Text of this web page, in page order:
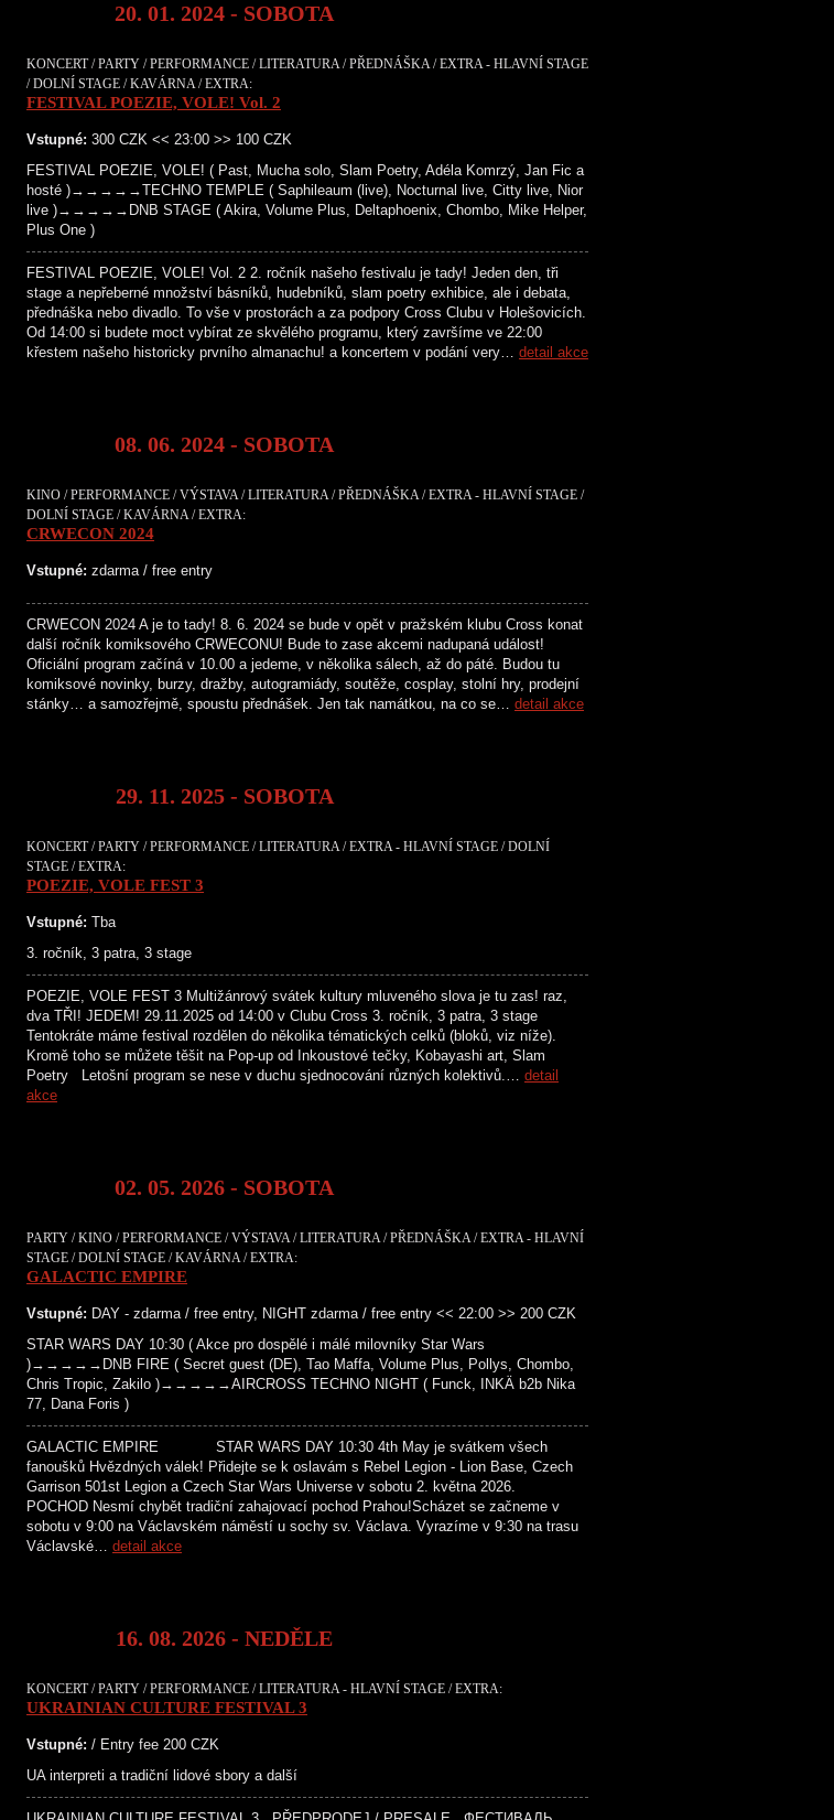
20. 01. 2024 - SOBOTA
KONCERT / PARTY / PERFORMANCE / LITERATURA / PŘEDNÁŠKA / EXTRA - HLAVNÍ STAGE
/ DOLNÍ STAGE / KAVÁRNA / EXTRA:
FESTIVAL POEZIE, VOLE! Vol. 2
Vstupné: 300 CZK << 23:00 >> 100 CZK
FESTIVAL POEZIE, VOLE! ( Past, Mucha solo, Slam Poetry, Adéla Komrzý, Jan Fic a
hosté )→→→→→TECHNO TEMPLE ( Saphileaum (live), Nocturnal live, Citty live, Nior
live )→→→→→DNB STAGE ( Akira, Volume Plus, Deltaphoenix, Chombo, Mike Helper,
Plus One )
FESTIVAL POEZIE, VOLE! Vol. 2 2. ročník našeho festivalu je tady! Jeden den, tři
stage a nepřeberné množství básníků, hudebníků, slam poetry exhibice, ale i debata,
přednáška nebo divadlo. To vše v prostorách a za podpory Cross Clubu v Holešovicích.
Od 14:00 si budete moct vybírat ze skvělého programu, který završíme ve 22:00
křestem našeho historicky prvního almanachu! a koncertem v podání very… detail akce
08. 06. 2024 - SOBOTA
KINO / PERFORMANCE / VÝSTAVA / LITERATURA / PŘEDNÁŠKA / EXTRA - HLAVNÍ STAGE /
DOLNÍ STAGE / KAVÁRNA / EXTRA:
CRWECON 2024
Vstupné: zdarma / free entry
CRWECON 2024 A je to tady! 8. 6. 2024 se bude v opět v pražském klubu Cross konat
další ročník komiksového CRWECONU! Bude to zase akcemi nadupaná událost!
Oficiální program začíná v 10.00 a jedeme, v několika sálech, až do páté. Budou tu
komiksové novinky, burzy, dražby, autogramiády, soutěže, cosplay, stolní hry, prodejní
stánky… a samozřejmě, spoustu přednášek. Jen tak namátkou, na co se… detail akce
29. 11. 2025 - SOBOTA
KONCERT / PARTY / PERFORMANCE / LITERATURA / EXTRA - HLAVNÍ STAGE / DOLNÍ
STAGE / EXTRA:
POEZIE, VOLE FEST 3
Vstupné: Tba
3. ročník, 3 patra, 3 stage
POEZIE, VOLE FEST 3 Multižánrový svátek kultury mluveného slova je tu zas! raz,
dva TŘI! JEDEM! 29.11.2025 od 14:00 v Clubu Cross 3. ročník, 3 patra, 3 stage
Tentokráte máme festival rozdělen do několika tématických celků (bloků, viz níže).
Kromě toho se můžete těšit na Pop-up od Inkoustové tečky, Kobayashi art, Slam
Poetry Letošní program se nese v duchu sjednocování různých kolektivů.… detail
akce
02. 05. 2026 - SOBOTA
PARTY / KINO / PERFORMANCE / VÝSTAVA / LITERATURA / PŘEDNÁŠKA / EXTRA - HLAVNÍ
STAGE / DOLNÍ STAGE / KAVÁRNA / EXTRA:
GALACTIC EMPIRE
Vstupné: DAY - zdarma / free entry, NIGHT zdarma / free entry << 22:00 >> 200 CZK
STAR WARS DAY 10:30 ( Akce pro dospělé i málé milovníky Star Wars
)→→→→→DNB FIRE ( Secret guest (DE), Tao Maffa, Volume Plus, Pollys, Chombo,
Chris Tropic, Zakilo )→→→→→AIRCROSS TECHNO NIGHT ( Funck, INKÄ b2b Nika
77, Dana Foris )
GALACTIC EMPIRE STAR WARS DAY 10:30 4th May je svátkem všech
fanoušků Hvězdných válek! Přidejte se k oslavám s Rebel Legion - Lion Base, Czech
Garrison 501st Legion a Czech Star Wars Universe v sobotu 2. května 2026.
POCHOD Nesmí chybět tradiční zahajovací pochod Prahou!Scházet se začneme v
sobotu v 9:00 na Václavském náměstí u sochy sv. Václava. Vyrazíme v 9:30 na trasu
Václavské… detail akce
16. 08. 2026 - NEDĚLE
KONCERT / PARTY / PERFORMANCE / LITERATURA - HLAVNÍ STAGE / EXTRA:
UKRAINIAN CULTURE FESTIVAL 3
Vstupné: / Entry fee 200 CZK
UA interpreti a tradiční lidové sbory a další